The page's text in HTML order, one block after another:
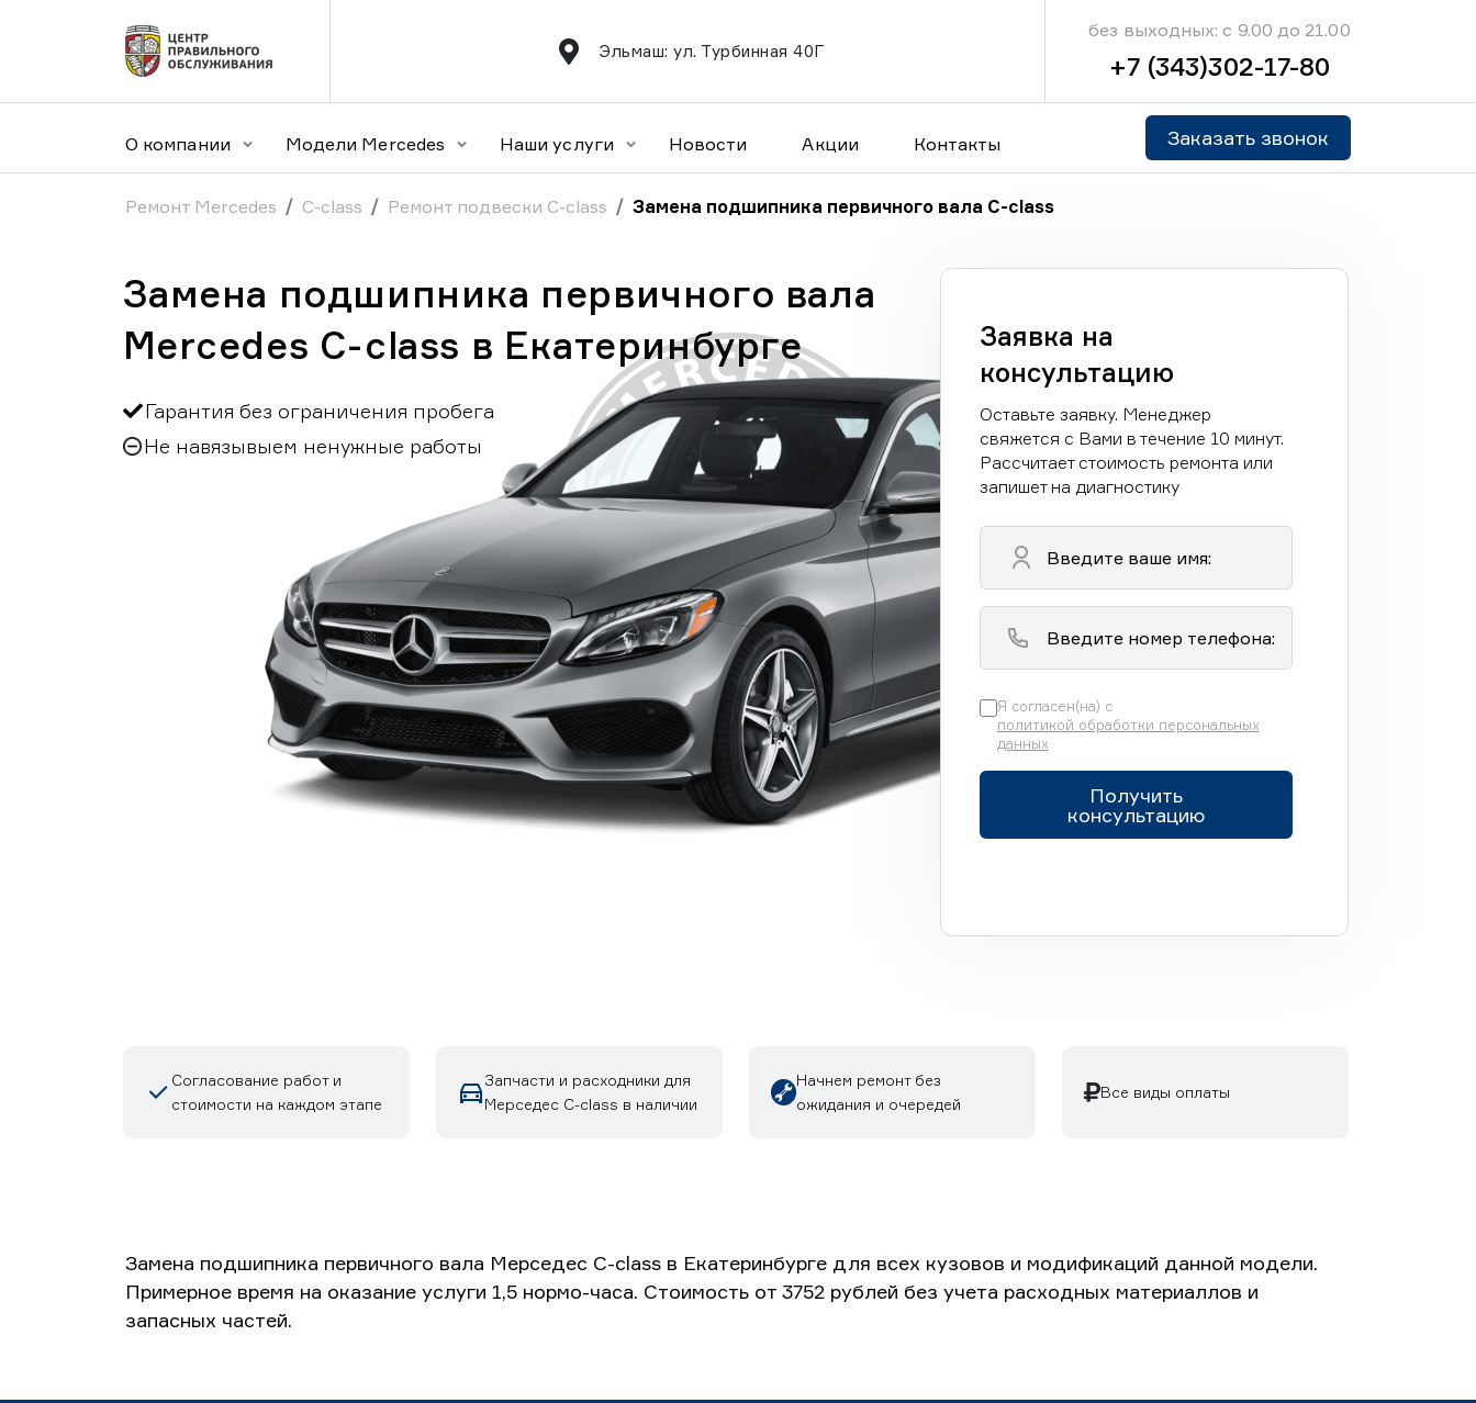
Эльмаш: ул. Турбинная 40Г
без выходных: с 9.00 до 21.00
+7 (343)302-17-80
О компании Модели Mercedes Наши услуги Новости Акции Контакты Заказать звонок
Ремонт Mercedes C-class Ремонт подвески C-class Замена подшипника первичного вала C-class
Замена подшипника первичного вала
Mercedes C-class в Екатеринбурге
Гарантия без ограничения пробега
Не навязывыем ненужные работы
Заявка на
консультацию
Оставьте заявку. Менеджер
свяжется с Вами в течение 10 минут.
Рассчитает стоимость ремонта или
запишет на диагностику
Я согласен(на) с
политикой обработки персональных
данных
Получить
консультацию
Согласование работ и
стоимости на каждом этапе
Запчасти и расходники для
Мерседес C-class в наличии
Начнем ремонт без
ожидания и очередей
Все виды оплаты
Замена подшипника первичного вала Мерседес C-class в Екатеринбурге для всех кузовов и модификаций данной модели.
Примерное время на оказание услуги 1,5 нормо-часа. Стоимость от 3752 рублей без учета расходных материаллов и
запасных частей.